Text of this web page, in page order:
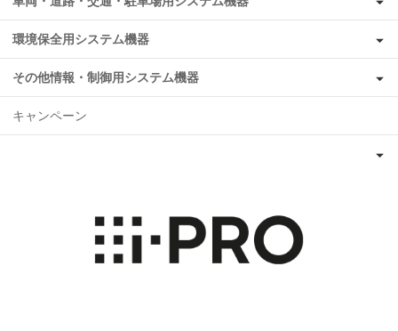
環境保全用システム機器
その他情報・制御用システム機器
キャンペーン